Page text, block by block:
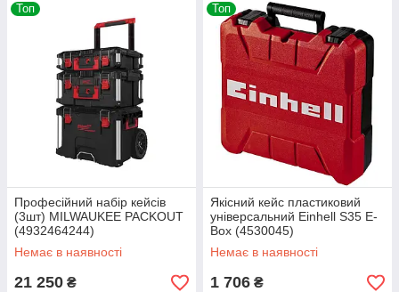
Топ
Професійний набір кейсів
(3шт) MILWAUKEE PACKOUT
(4932464244)
Немає в наявності
21 250 ₴
Топ
Якісний кейс пластиковий
універсальний Einhell S35 E-
Box (4530045)
Немає в наявності
1 706 ₴